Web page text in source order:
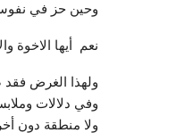
وحين حز في
نعم أيها الاخوة
ولهذا الغرض فقد
وفي دلالات
ولا منطقة دون